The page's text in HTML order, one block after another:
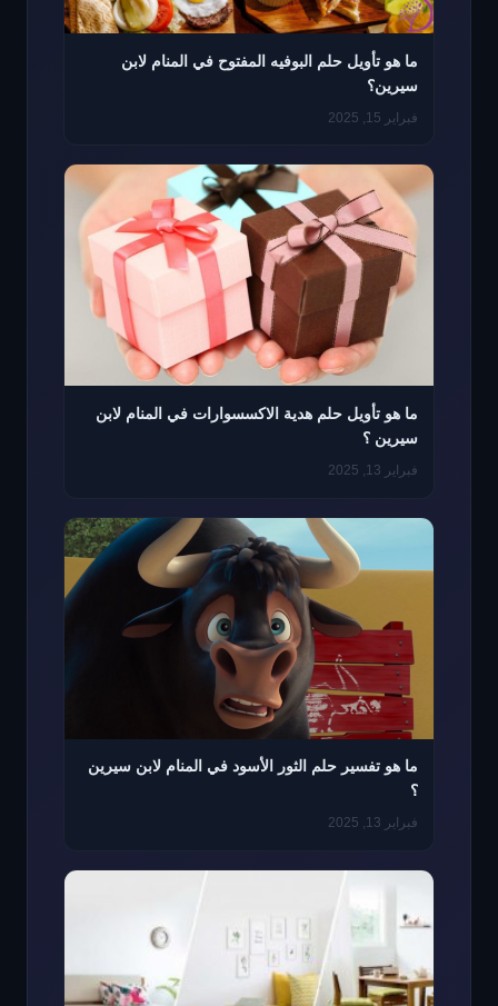
ما هو تأويل حلم البوفيه المفتوح في المنام لابن
سيرين؟
فبراير 15, 2025
ما هو تأويل حلم هدية الاكسسوارات في المنام لابن
سيرين ؟
فبراير 13, 2025
ما هو تفسير حلم الثور الأسود في المنام لابن سيرين
؟
فبراير 13, 2025